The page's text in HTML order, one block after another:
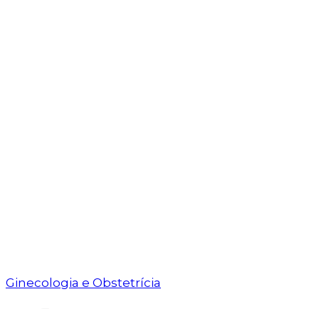
Ginecologia e Obstetrícia